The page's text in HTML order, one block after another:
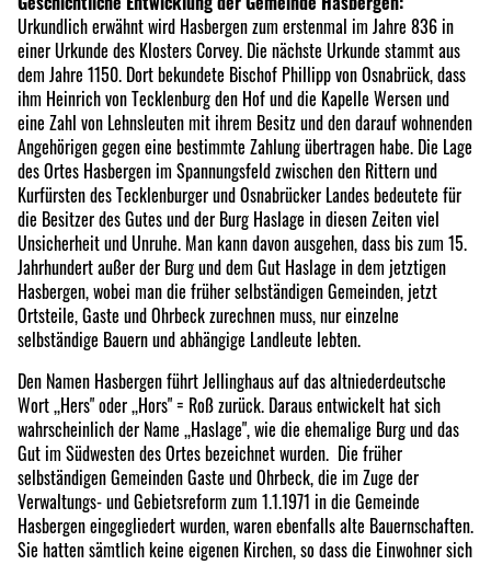
Urkundlich erwähnt wird Hasbergen zum erstenmal im Jahre 836 in
einer Urkunde des Klosters Corvey. Die nächste Urkunde stammt aus
dem Jahre 1150. Dort bekundete Bischof Phillipp von Osnabrück, dass
ihm Heinrich von Tecklenburg den Hof und die Kapelle Wersen und
eine Zahl von Lehnsleuten mit ihrem Besitz und den darauf wohnenden
Angehörigen gegen eine bestimmte Zahlung übertragen habe. Die Lage
des Ortes Hasbergen im Spannungsfeld zwischen den Rittern und
Kurfürsten des Tecklenburger und Osnabrücker Landes bedeutete für
die Besitzer des Gutes und der Burg Haslage in diesen Zeiten viel
Unsicherheit und Unruhe. Man kann davon ausgehen, dass bis zum 15.
Jahrhundert außer der Burg und dem Gut Haslage in dem jetztigen
Hasbergen, wobei man die früher selbständigen Gemeinden, jetzt
Ortsteile, Gaste und Ohrbeck zurechnen muss, nur einzelne
selbständige Bauern und abhängige Landleute lebten.
Den Namen Hasbergen führt Jellinghaus auf das altniederdeutsche
Wort ,,Hers" oder ,,Hors" = Roß zurück. Daraus entwickelt hat sich
wahrscheinlich der Name ,,Haslage", wie die ehemalige Burg und das
Gut im Südwesten des Ortes bezeichnet wurden. Die früher
selbständigen Gemeinden Gaste und Ohrbeck, die im Zuge der
Verwaltungs- und Gebietsreform zum 1.1.1971 in die Gemeinde
Hasbergen eingegliedert wurden, waren ebenfalls alte Bauernschaften.
Sie hatten sämtlich keine eigenen Kirchen, so dass die Einwohner sich